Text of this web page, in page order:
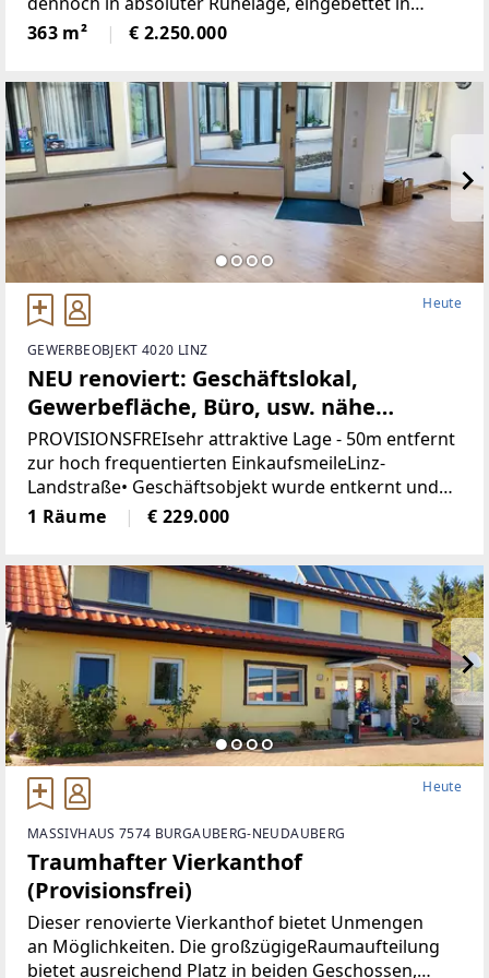
wunderbare Natur.Die Liegenschaft bietet ein hohes
Maß an Privatsphäre, versprüht
363 m² € 2.250.000
Heute
GEWERBEOBJEKT 4020 LINZ
NEU renoviert: Geschäftslokal,
Gewerbefläche, Büro, usw. nähe
Landstrasse-Linz (Provisionsfrei)
PROVISIONSFREIsehr attraktive Lage - 50m entfernt
zur hoch frequentierten EinkaufsmeileLinz-
Landstraße• Geschäftsobjekt wurde entkernt und
generalsaniert• Klimatisiert (Klimaanlage)• neue
Böden, neue Heizkörper•
1 Räume € 229.000
Heute
MASSIVHAUS 7574 BURGAUBERG-NEUDAUBERG
Traumhafter Vierkanthof
(Provisionsfrei)
Dieser renovierte Vierkanthof bietet Unmengen
an Möglichkeiten. Die großzügigeRaumaufteilung
bietet ausreichend Platz in beiden Geschossen,